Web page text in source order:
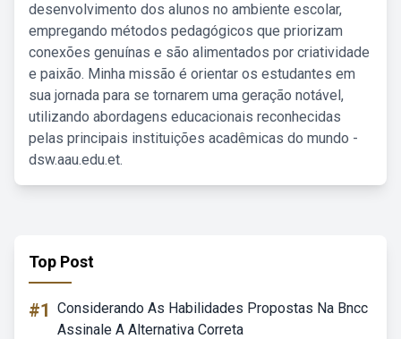
desenvolvimento dos alunos no ambiente escolar,
empregando métodos pedagógicos que priorizam
conexões genuínas e são alimentados por criatividade
e paixão. Minha missão é orientar os estudantes em
sua jornada para se tornarem uma geração notável,
utilizando abordagens educacionais reconhecidas
pelas principais instituições acadêmicas do mundo -
dsw.aau.edu.et.
Top Post
#1 Considerando As Habilidades Propostas Na Bncc
Assinale A Alternativa Correta